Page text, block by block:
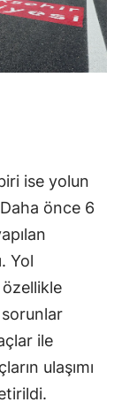
ise yolun
önce 6
Yol
özellikle
sorunlar
ile
ulaşımı